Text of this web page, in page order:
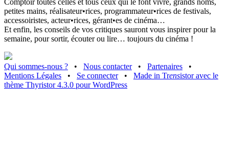
Comptoir toutes celles et tous ceux qui le font vivre, grands noms,
petites mains, réalisateur•rices, programmateur•rices de festivals,
accessoiristes, acteur•rices, gérant•es de cinéma…
Et enfin, les conseils de vos critiques sauront vous inspirer pour la
semaine, pour sortir, écouter ou lire… toujours du cinéma !
Qui sommes-nous ? • Nous contacter • Partenaires
•
Mentions Légales
• Se connecter • Made in Trensistor avec le
thème Thyristor 4.3.0 pour WordPress